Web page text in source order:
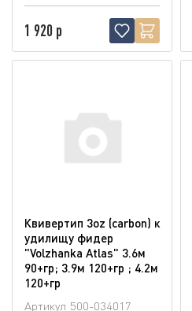
1 920 р
Квивертип 3oz (carbon) к
удилищу фидер
"Volzhanka Atlas" 3.6м
90+гр; 3.9м 120+гр ; 4.2м
120+гр
Артикул 500-034017